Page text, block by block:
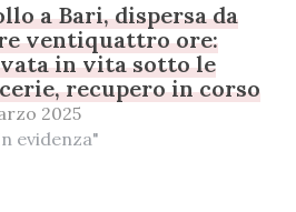
a Bari, dispersa da
ventiquattro ore:
in vita sotto le
recupero in corso
2025
evidenza"